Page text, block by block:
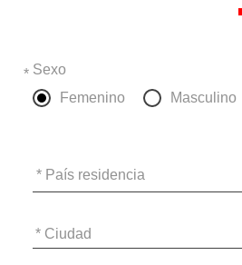
* Sexo
Femenino
Masculino
* País residencia
* Ciudad